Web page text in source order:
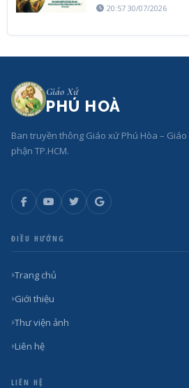
20:57 30/07/2026
Giáo Xứ
PHÚ HOÀ
Ban truyền thông Giáo xứ Phú Hòa –
phận TP.HCM.
ĐIỀU HƯỚNG
Trang chủ
Giới thiệu
Thư viện ảnh
Liên hệ
LIÊN HỆ